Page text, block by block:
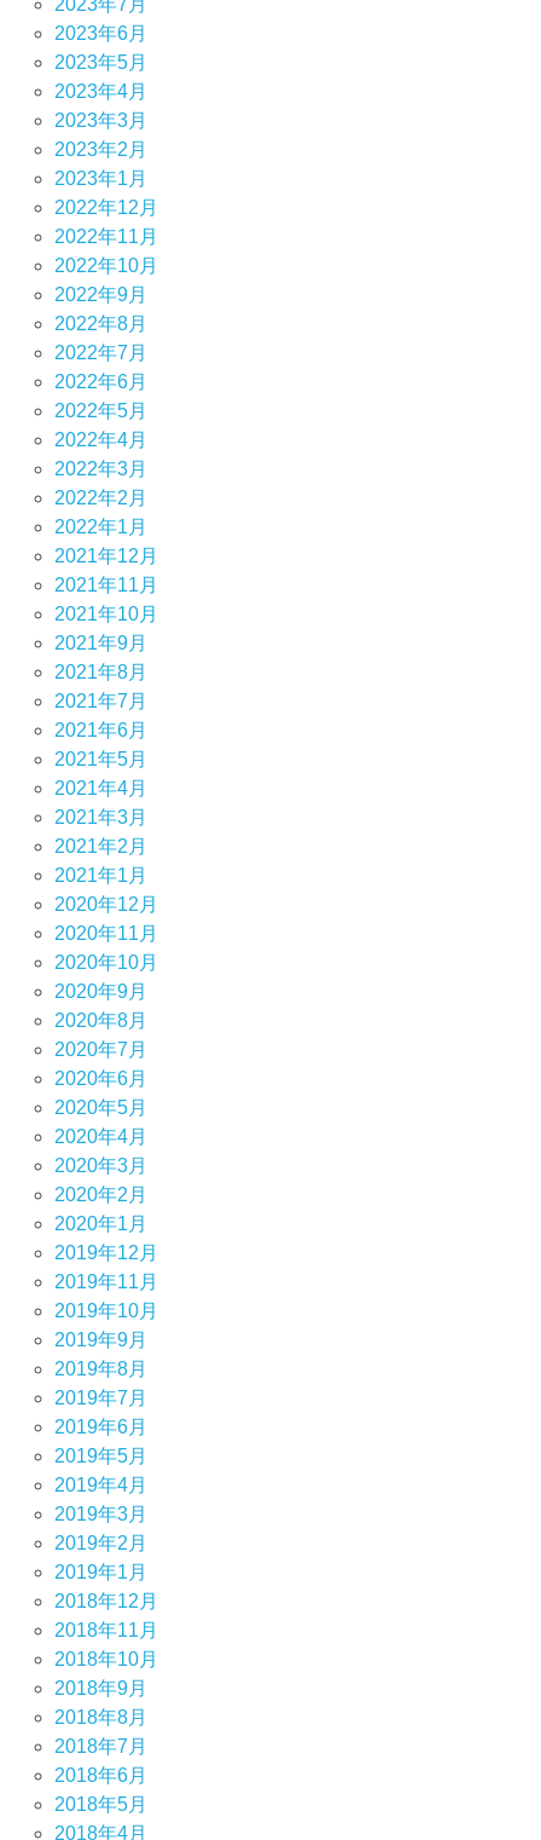
2023年7月
2023年6月
2023年5月
2023年4月
2023年3月
2023年2月
2023年1月
2022年12月
2022年11月
2022年10月
2022年9月
2022年8月
2022年7月
2022年6月
2022年5月
2022年4月
2022年3月
2022年2月
2022年1月
2021年12月
2021年11月
2021年10月
2021年9月
2021年8月
2021年7月
2021年6月
2021年5月
2021年4月
2021年3月
2021年2月
2021年1月
2020年12月
2020年11月
2020年10月
2020年9月
2020年8月
2020年7月
2020年6月
2020年5月
2020年4月
2020年3月
2020年2月
2020年1月
2019年12月
2019年11月
2019年10月
2019年9月
2019年8月
2019年7月
2019年6月
2019年5月
2019年4月
2019年3月
2019年2月
2019年1月
2018年12月
2018年11月
2018年10月
2018年9月
2018年8月
2018年7月
2018年6月
2018年5月
2018年4月